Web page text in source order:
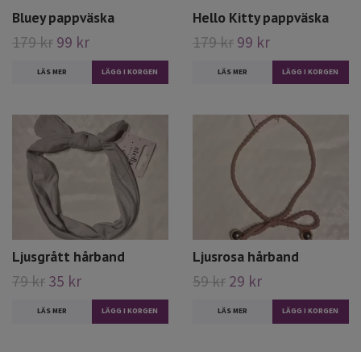
Bluey pappväska
179 kr 99 kr
LÄS MER
Hello Kitty pappväska
179 kr 99 kr
LÄS MER
Ljusgrått hårband
79 kr 35 kr
LÄS MER
Ljusrosa hårband
59 kr 29 kr
LÄS MER